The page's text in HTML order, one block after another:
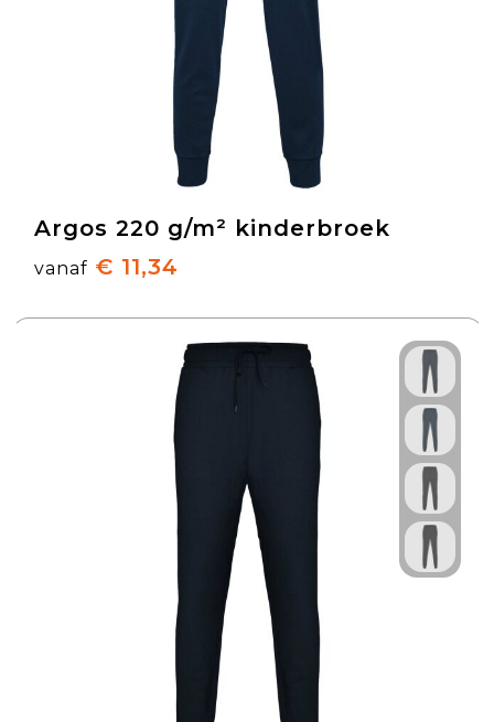
Argos 220 g/m² kinderbroek
vanaf € 11,34